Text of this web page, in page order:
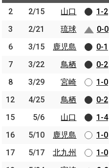
節 開催日 相手 スコア
2 2/15 山口 1-2
3
2/21 琉球 0-0
6
3/15 鹿児島 0-1
7
3/22 鳥栖 0-2
8
3/29 宮崎 1-0
12
4/25 鳥栖 0-2
15
5/6 山口 1-4
16
5/10 鹿児島 1-0
17
5/17 北九州 1-0
2 2/15
山口
3
2/21
琉球
6
3/15
鹿児島
7
3/22
鳥栖
8
3/29
宮崎
12
4/25
鳥栖
15
5/6
山口
16
5/10
鹿児島
17
5/17
北九州